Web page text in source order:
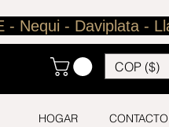
COP ($)
HOGAR CONTACTO